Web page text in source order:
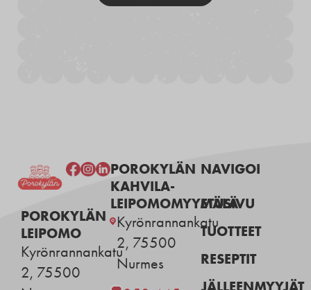
POROKYLÄN
LEIPOMO
Kyrönrannankatu
2, 75500
POROKYLÄN
KAHVILA-
LEIPOMOMYYMÄLÄ
Kyrönrannankatu
2, 75500
Nurmes
NAVIGOI
ETUSIVU
TUOTTEET
RESEPTIT
JÄLLEENMYYJÄT